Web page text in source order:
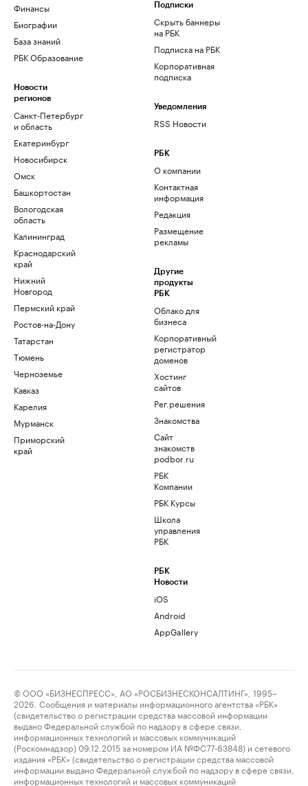
Финансы
Биографии
База знаний
РБК Образование
Новости
регионов
Санкт-Петербург
и область
Екатеринбург
Новосибирск
Омск
Башкортостан
Вологодская
область
Калининград
Краснодарский
край
Нижний
Новгород
Пермский край
Ростов-на-Дону
Татарстан
Тюмень
Черноземье
Кавказ
Карелия
Мурманск
Приморский
край
Подписки
Скрыть баннеры
на РБК
Подписка на РБК
Корпоративная
подписка
Уведомления
RSS Новости
РБК
О компании
Контактная
информация
Редакция
Размещение
рекламы
Другие
продукты
РБК
Облако для
бизнеса
Корпоративный
регистратор
доменов
Хостинг
сайтов
Рег.решения
Знакомства
Сайт
знакомств
podbor.ru
РБК
Компании
РБК Курсы
Школа
управления
РБК
РБК
Новости
iOS
Android
AppGallery
© ООО «БИЗНЕСПРЕСС», АО «РОСБИЗНЕСКОНСАЛТИНГ», 1995–
2026. Сообщения и материалы информационного агентства «РБК»
(свидетельство о регистрации средства массовой информации
выдано Федеральной службой по надзору в сфере связи,
информационных технологий и массовых коммуникаций
(Роскомнадзор) 09.12.2015 за номером ИА №ФС77-63848) и сетевого
издания «РБК» (свидетельство о регистрации средства массовой
информации выдано Федеральной службой по надзору в сфере связи,
информационных технологий и массовых коммуникаций